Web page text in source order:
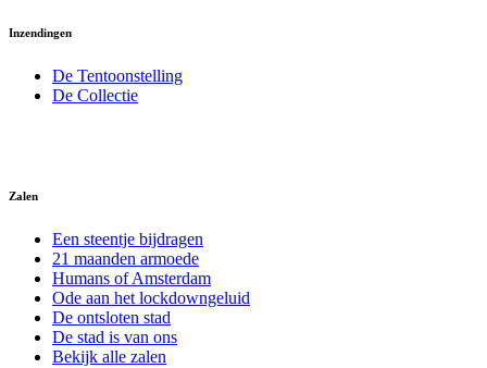
Inzendingen
De Tentoonstelling
De Collectie
Zalen
Een steentje bijdragen
21 maanden armoede
Humans of Amsterdam
Ode aan het lockdowngeluid
De ontsloten stad
De stad is van ons
Bekijk alle zalen